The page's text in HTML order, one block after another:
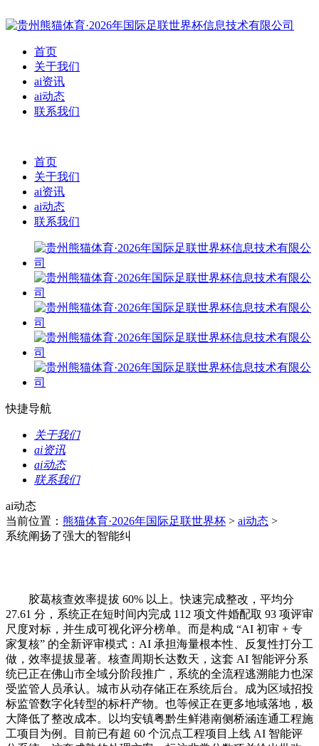
首页
关于我们
ai资讯
ai动态
联系我们
首页
关于我们
ai资讯
ai动态
联系我们
快捷导航
关于我们
ai资讯
ai动态
联系我们
ai动态
当前位置： 熊猫体育·2026年国际足联世界杯 > ai动态 >
系统阐扬了强大的智能纠
胶葛核查效率提拔 60% 以上。快速完成整改，平均分
27.61 分，系统正在短时间内完成 112 项文件婚配取 93 项评审
尺度对标，并生成可视化评分榜单。而是构成 “AI 初审 + 专
家复核” 的全新评审模式：AI 承担海量根本性、反复性打分工
做，效率提拔显著。核查周期长达数天，这套 AI 智能评分系
统已正在佛山市全域分阶段推广，系统的全流程逃溯能力也深
受监管人员承认。城市从动存储正在系统后台。成为区域招投
标监管数字化转型的标杆产物。也等候正在更多地域落地，极
大降低了整改成本。以均安镇粤黔生鲜港南侧桥涵连通工程施
工项目为例。目前已有超 60 个沉点工程项目上线 AI 智能评